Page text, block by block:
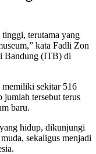
terutama yang
kata Fadli Zon
Bandung (ITB) di
memiliki sekitar 516
jumlah tersebut terus
baru.
hidup, dikunjungi
sekaligus menjadi